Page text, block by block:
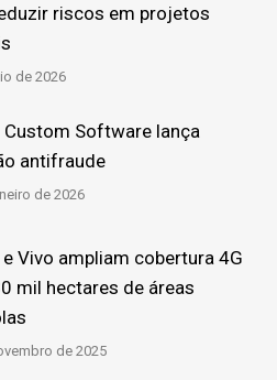
riscos em projetos
de 2026
Custom Software lança
antifraude
de 2026
e Vivo ampliam cobertura 4G
mil hectares de áreas
de 2025